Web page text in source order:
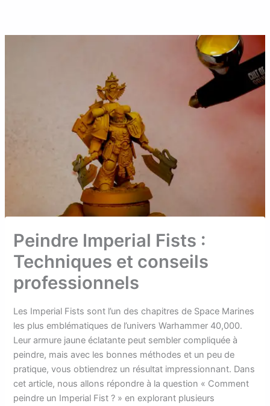
contenu
Peindre Imperial Fists :
Techniques et conseils
professionnels
Les Imperial Fists sont l’un des chapitres de Space Marines
les plus emblématiques de l’univers Warhammer 40,000.
Leur armure jaune éclatante peut sembler compliquée à
peindre, mais avec les bonnes méthodes et un peu de
pratique, vous obtiendrez un résultat impressionnant. Dans
cet article, nous allons répondre à la question « Comment
peindre un Imperial Fist ? » en explorant plusieurs